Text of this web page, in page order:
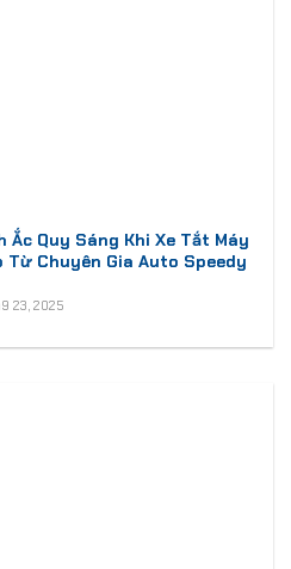
Ắc Quy Sáng Khi Xe Tắt Máy
Từ Chuyên Gia Auto Speedy
23, 2025